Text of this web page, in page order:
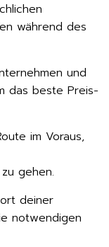
während des
und
das beste Preis-
im Voraus,
gehen.
deiner
notwendigen